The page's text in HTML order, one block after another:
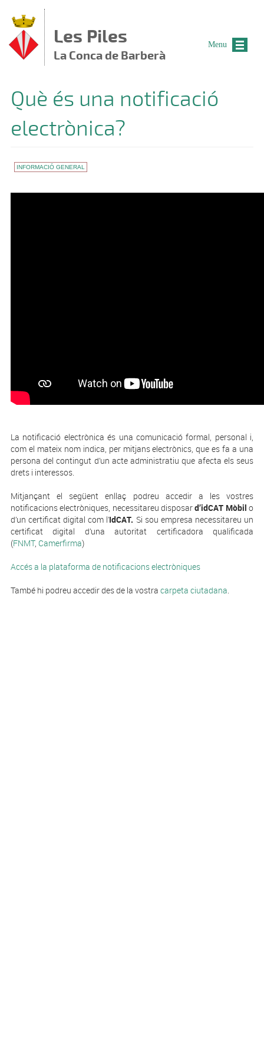
Les Piles
La Conca de Barberà
Què és una notificació
electrònica?
INFORMACIÓ GENERAL
La notificació electrònica és una comunicació formal, personal i,
com el mateix nom indica, per mitjans electrònics, que es fa a una
persona del contingut d’un acte administratiu que afecta els seus
drets i interessos.
Mitjançant el següent enllaç podreu accedir a les vostres
notificacions electròniques, necessitareu disposard’idCAT Mòbil o
d’un certificat digital com l’IdCAT. Si sou empresa necessitareu un
certificat digital d’una autoritat certificadora qualificada
(FNMT, Camerfirma)
Accés a la plataforma de notificacions electròniques
També hi podreu accedir des de la vostra carpeta ciutadana.
Menu